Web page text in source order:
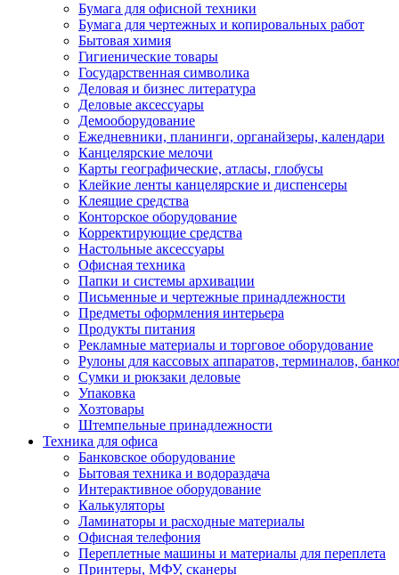
Бумага для офисной техники
Бумага для чертежных и копировальных работ
Бытовая химия
Гигиенические товары
Государственная символика
Деловая и бизнес литература
Деловые аксессуары
Демооборудование
Ежедневники, планинги, органайзеры, календари
Канцелярские мелочи
Карты географические, атласы, глобусы
Клейкие ленты канцелярские и диспенсеры
Клеящие средства
Конторское оборудование
Корректирующие средства
Настольные аксессуары
Офисная техника
Папки и системы архивации
Письменные и чертежные принадлежности
Предметы оформления интерьера
Продукты питания
Рекламные материалы и торговое оборудование
Рулоны для кассовых аппаратов, терминалов,
Сумки и рюкзаки деловые
Упаковка
Хозтовары
Штемпельные принадлежности
Техника для офиса
Банковское оборудование
Бытовая техника и водораздача
Интерактивное оборудование
Калькуляторы
Ламинаторы и расходные материалы
Офисная телефония
Переплетные машины и материалы для переплета
Принтеры, МФУ, сканеры